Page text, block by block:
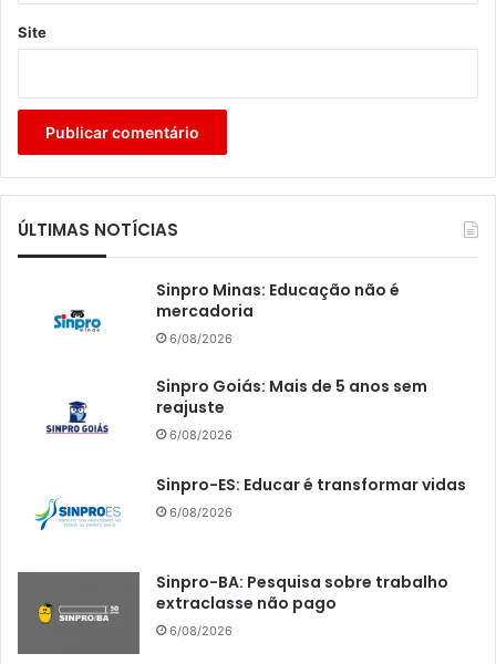
Site
ÚLTIMAS NOTÍCIAS
Sinpro Minas: Educação não é
mercadoria
6/08/2026
Sinpro Goiás: Mais de 5 anos sem
reajuste
6/08/2026
Sinpro-ES: Educar é transformar vidas
6/08/2026
Sinpro-BA: Pesquisa sobre trabalho
extraclasse não pago
6/08/2026